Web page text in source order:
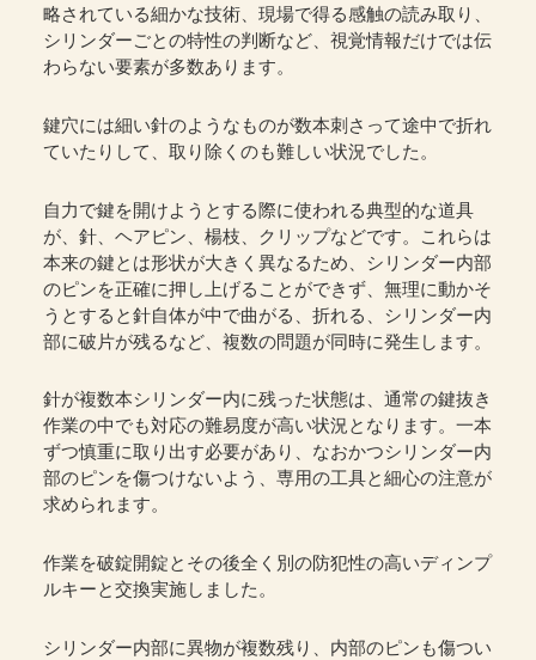
略されている細かな技術、現場で得る感触の読み取り、
シリンダーごとの特性の判断など、視覚情報だけでは伝
わらない要素が多数あります。
鍵穴には細い針のようなものが数本刺さって途中で折れ
ていたりして、取り除くのも難しい状況でした。
自力で鍵を開けようとする際に使われる典型的な道具
が、針、ヘアピン、楊枝、クリップなどです。これらは
本来の鍵とは形状が大きく異なるため、シリンダー内部
のピンを正確に押し上げることができず、無理に動かそ
うとすると針自体が中で曲がる、折れる、シリンダー内
部に破片が残るなど、複数の問題が同時に発生します。
針が複数本シリンダー内に残った状態は、通常の鍵抜き
作業の中でも対応の難易度が高い状況となります。一本
ずつ慎重に取り出す必要があり、なおかつシリンダー内
部のピンを傷つけないよう、専用の工具と細心の注意が
求められます。
作業を破錠開錠とその後全く別の防犯性の高いディンプ
ルキーと交換実施しました。
シリンダー内部に異物が複数残り、内部のピンも傷つい